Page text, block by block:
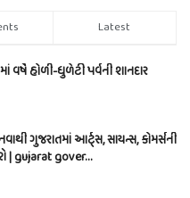
Latest
વર્ષે હોળી-ધુળેટી પર્વની શાનદાર
ગુજરાતમાં આર્ટ્સ, સાયન્સ, કોમર્સની
| gujarat gover…